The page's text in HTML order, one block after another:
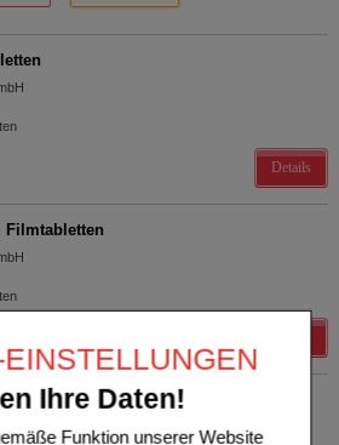
Ihre Daten!
Funktion unserer Website
Details
Filmtabletten